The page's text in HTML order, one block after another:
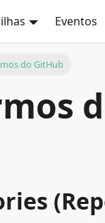
Eventos
do GitHub